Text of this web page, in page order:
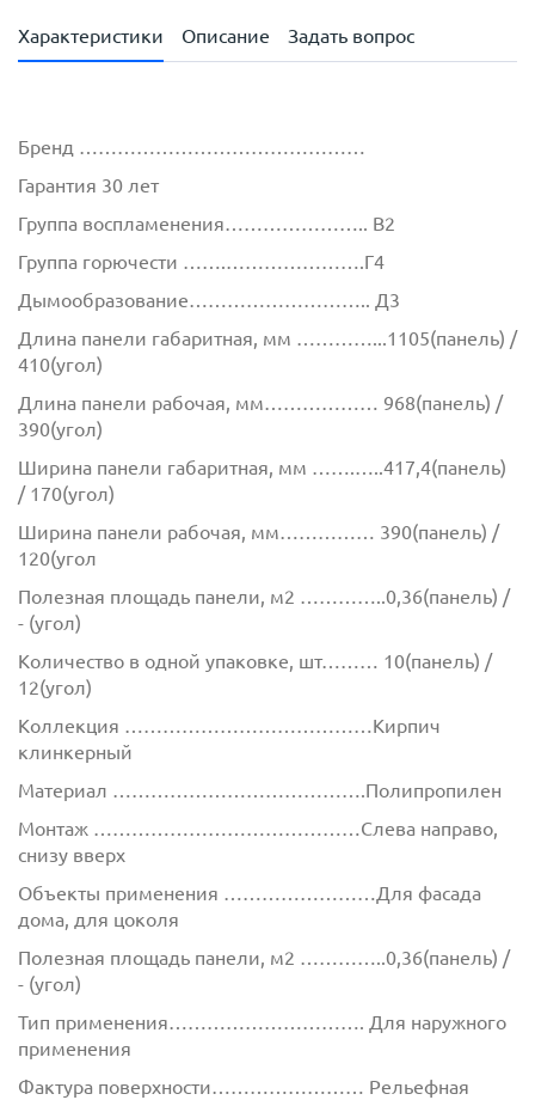
Характеристики Описание Задать вопрос
Бренд ………………………………………
Гарантия 30 лет
Группа воспламенения………………….. В2
Группа горючести …….………………….Г4
Дымообразование……………………….. Д3
Длина панели габаритная, мм …………...1105(панель) /
410(угол)
Длина панели рабочая, мм……………… 968(панель) /
390(угол)
Ширина панели габаритная, мм …….…..417,4(панель)
/ 170(угол)
Ширина панели рабочая, мм…………… 390(панель) /
120(угол
Полезная площадь панели, м2 …………..0,36(панель) /
- (угол)
Количество в одной упаковке, шт……… 10(панель) /
12(угол)
Коллекция …………………………………Кирпич
клинкерный
Материал ………………………………….Полипропилен
Монтаж ……………………………………Слева направо,
снизу вверх
Объекты применения ……………………Для фасада
дома, для цоколя
Полезная площадь панели, м2 …………..0,36(панель) /
- (угол)
Тип применения…………………………. Для наружного
применения
Фактура поверхности…………………… Рельефная